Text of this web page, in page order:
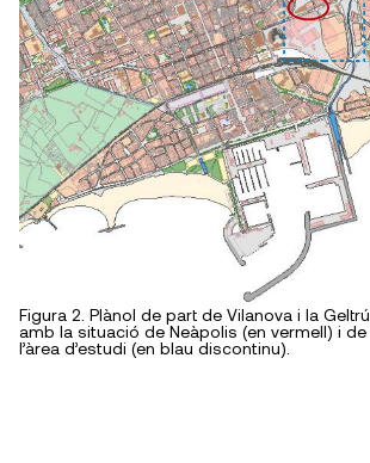
Figura 2. Plànol de part de Vilanova i la Geltrú
amb la situació de Neàpolis (en vermell) i de
l’àrea d’estudi (en blau discontinu).